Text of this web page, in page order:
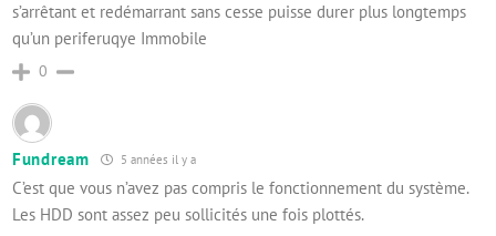
s’arrêtant et redémarrant sans cesse puisse durer plus longtemps
qu’un periferuqye Immobile
0
Fundream 5 années il y a
C’est que vous n’avez pas compris le fonctionnement du système.
Les HDD sont assez peu sollicités une fois plottés.